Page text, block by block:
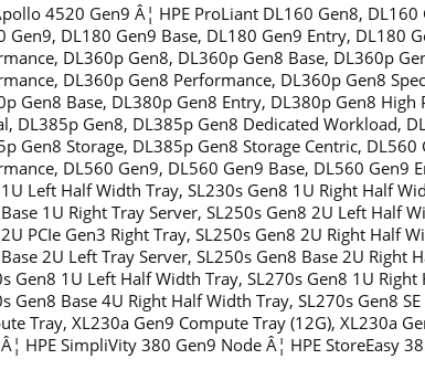
4520 Gen9 Â¦ HPE ProLiant DL160 Gen8,
Gen9, DL180 Gen9 Base, DL180 Gen9 Entry, DL180
DL360p Gen8, DL360p Gen8 Base, DL360p
DL360p Gen8 Performance, DL360p Gen8
Gen8 Base, DL380p Gen8 Entry, DL380p Gen8
DL385p Gen8, DL385p Gen8 Dedicated Workload,
Gen8 Storage, DL385p Gen8 Storage Centric,
DL560 Gen9, DL560 Gen9 Base, DL560 Gen9
Left Half Width Tray, SL230s Gen8 1U Right Half
1U Right Tray Server, SL250s Gen8 2U Left Half
PCIe Gen3 Right Tray, SL250s Gen8 2U Right Half
2U Left Tray Server, SL250s Gen8 Base 2U Right
Gen8 1U Left Half Width Tray, SL270s Gen8 1U
Gen8 Base 4U Right Half Width Tray, SL270s Gen8
Tray, XL230a Gen9 Compute Tray (12G), XL230a
HPE SimpliVity 380 Gen9 Node Â¦ HPE StoreEasy